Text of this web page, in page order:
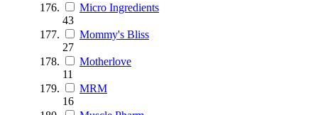
Micro Ingredients
43
Mommy's Bliss
27
Motherlove
11
MRM
16